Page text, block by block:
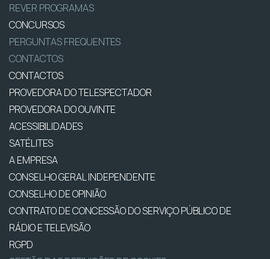
REVER PROGRAMAS
CONCURSOS
PERGUNTAS FREQUENTES
CONTACTOS
CONTACTOS
PROVEDORA DO TELESPECTADOR
PROVEDORA DO OUVINTE
ACESSIBILIDADES
SATÉLITES
A EMPRESA
CONSELHO GERAL INDEPENDENTE
CONSELHO DE OPINIÃO
CONTRATO DE CONCESSÃO DO SERVIÇO PÚBLICO DE
RÁDIO E TELEVISÃO
RGPD